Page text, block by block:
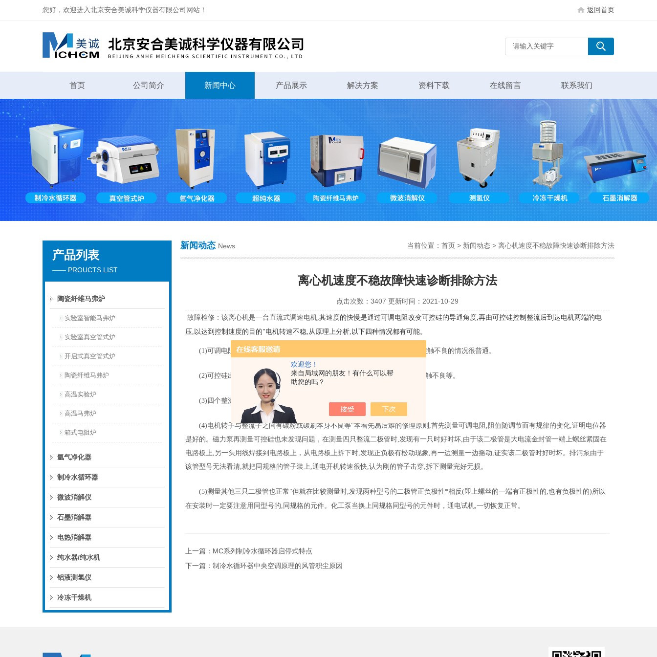
欢迎您！
来自局域网的朋友！有什么可以帮
助您的吗？
您好，欢迎进入北京安合美诚科学仪器有限公司网站！ 返回首页
首页 公司简介 新闻中心 产品展示 解决方案 资料下载 在线留言 联系我们
产品列表
—— PROUCTS LIST
陶瓷纤维马弗炉
实验室智能马弗炉
实验室真空管式炉
开启式真空管式炉
陶瓷纤维马弗炉
高温实验炉
高温马弗炉
箱式电阻炉
氩气净化器
制冷水循环器
微波消解仪
石墨消解器
电热消解器
纯水器/纯水机
铝液测氢仪
冷冻干燥机
新闻动态 News 当前位置： 首页 > 新闻动态 > 离心机速度不稳故障快速诊断排除方法
离心机速度不稳故障快速诊断排除方法
点击次数：3407 更新时间：2021-10-29
故障检修：该离心机是一台直流式调速电机,其速度的快慢是通过可调电阻改变可控硅的导通角度,再由可控硅控制整流后到达电机两端的电
压, 以达到控制速度的目的"电机转速不稳,从原理上分析, 以下四种情况都有可能。
(1)可调电阻 ,因可调电阻安装在控制面板上 出现接触不良的情况很普通。
(2)可控硅出现问题的也不少 通常是击穿短路,管道泵开路,不能触发或内部接触不良等。
(3) 四个整流二极管中的某一只有问题。
(4)电机转子与整流子之间有碳粉或碳刷本身不良等"本着先易后难的修理原则 ,首先测量可调电阻 , 阻值随调节而有规律的变化,证明电位器
是好的。磁力泵再测量可控硅也未发现问题，在测量四只整流二极管时,发现有一只时好时坏,由于该二极管是大电流金封管一端上螺丝紧固在
电路板上, 另一头用线焊接到电路板上，从电路板上拆下时,发现正负极有松动现象,再一边测量一边摇动,证实该二极管时好时坏。排污泵由于
该管型号无法看清,就把同规格的管子装上,通电开机转速很快,认为刚的管子击穿,拆下测量完好无损。
(5)测量其他三只二极管也正常 "但就在比较测量时,发现两种型号的二极管正负极性*相反(即上螺丝的一端有正极性的,也有负极性的)所以
在安装时一定要注意用同型号的, 同规格的元件。化工泵当换上同规格同型号的元件时，通电试机,一切恢复正常。
上一篇： MC系列制冷水循环器启停式特点
下一篇： 制冷水循环器中央空调原理的风管积尘原因